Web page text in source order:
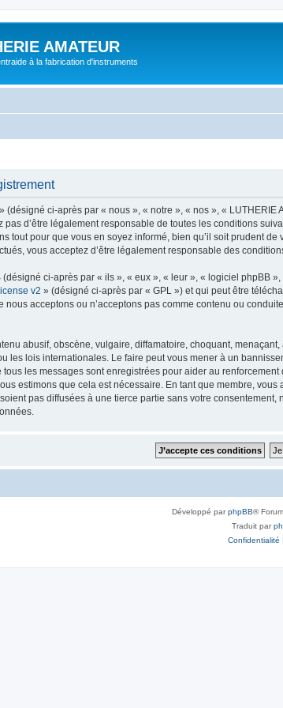
AMATEUR
à la fabrication d'instruments
(désigné ci-après par « nous », « notre », « nos », «
pas d’être légalement responsable de toutes les conditions
tout pour que vous en soyez informé, bien qu’il soit prudent
vous acceptez d’être légalement responsable des
ci-après par « ils », « eux », « leur », « logiciel phpBB
v2 » (désigné ci-après par « GPL ») et qui peut être
nous acceptons ou n’acceptons pas comme contenu ou
abusif, obscène, vulgaire, diffamatoire, choquant,
les lois internationales. Le faire peut vous mener à un
les messages sont enregistrées pour aider au
estimons que cela est nécessaire. En tant que membre,
pas diffusées à une tierce partie sans votre
Développé parphpBB®
Traduit par
Confidentialité